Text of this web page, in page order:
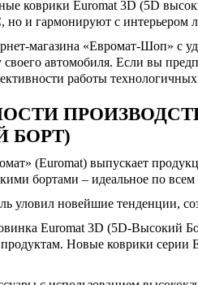
коврики Euromat 3D (5D
но и гармонируют с интерьером
магазина «Евромат-Шоп» с
своего автомобиля. Если вы
работы
БОРТ)
(Euromat) выпускает
бортами – идеальное по
уловил новейшие тенденции,
Euromat 3D (5D-Высокий
Новые коврики